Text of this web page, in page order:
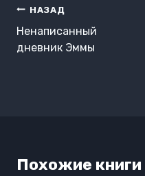
Навигация
по
записям
НАЗАД
Ненаписанный
дневник Эммы
Похожие книги